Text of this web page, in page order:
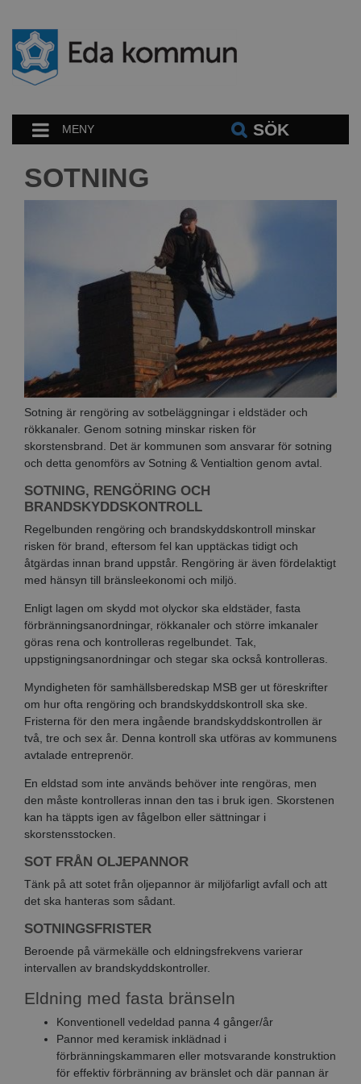
MENY SÖK
SOTNING
Sotning är rengöring av sotbeläggningar i eldstäder och
rökkanaler. Genom sotning minskar risken för
skorstensbrand. Det är kommunen som ansvarar för sotning
och detta genomförs av Sotning & Ventialtion genom avtal.
SOTNING, RENGÖRING OCH
BRANDSKYDDSKONTROLL
Regelbunden rengöring och brandskyddskontroll minskar
risken för brand, eftersom fel kan upptäckas tidigt och
åtgärdas innan brand uppstår. Rengöring är även fördelaktigt
med hänsyn till bränsleekonomi och miljö.
Enligt lagen om skydd mot olyckor ska eldstäder, fasta
förbränningsanordningar, rökkanaler och större imkanaler
göras rena och kontrolleras regelbundet. Tak,
uppstigningsanordningar och stegar ska också kontrolleras.
Myndigheten för samhällsberedskap MSB ger ut föreskrifter
om hur ofta rengöring och brandskyddskontroll ska ske.
Fristerna för den mera ingående brandskyddskontrollen är
två, tre och sex år. Denna kontroll ska utföras av kommunens
avtalade entreprenör.
En eldstad som inte används behöver inte rengöras, men
den måste kontrolleras innan den tas i bruk igen. Skorstenen
kan ha täppts igen av fågelbon eller sättningar i
skorstensstocken.
SOT FRÅN OLJEPANNOR
Tänk på att sotet från oljepannor är miljöfarligt avfall och att
det ska hanteras som sådant.
SOTNINGSFRISTER
Beroende på värmekälle och eldningsfrekvens varierar
intervallen av brandskyddskontroller.
Eldning med fasta bränseln
Konventionell vedeldad panna 4 gånger/år
Pannor med keramisk inklädnad i
förbränningskammaren eller motsvarande konstruktion
för effektiv förbränning av bränslet och där pannan är